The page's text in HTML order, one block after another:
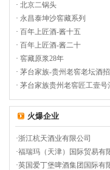
· 北京二锅头
· 永昌泰坤沙窖藏系列
· 百年上匠酒-酱十五
· 百年上匠酒-酱二十
· 窖藏原浆28年
· 茅台家族-贵州老窖老坛酒
· 茅台家族贵州老窖匠工壹号
火爆企业
·浙江杭天酒业有限公司
·福瑞玛（天津）国际贸易有
·英国爱丁堡啤酒集团国际有